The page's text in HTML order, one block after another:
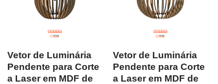
Vetor de Luminária
Pendente para Corte
a Laser em MDF de
Vetor de Luminária
Pendente para Corte
a Laser em MDF de